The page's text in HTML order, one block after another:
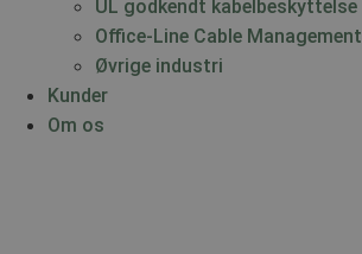
UL godkendt kabelbeskyttelse
Office-Line Cable Management
Øvrige industri
Kunder
Om os